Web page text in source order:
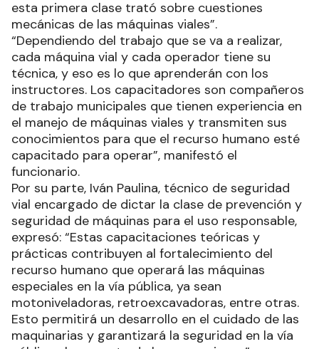
esta primera clase trató sobre cuestiones
mecánicas de las máquinas viales”.
“Dependiendo del trabajo que se va a realizar,
cada máquina vial y cada operador tiene su
técnica, y eso es lo que aprenderán con los
instructores. Los capacitadores son compañeros
de trabajo municipales que tienen experiencia en
el manejo de máquinas viales y transmiten sus
conocimientos para que el recurso humano esté
capacitado para operar”, manifestó el
funcionario.
Por su parte, Iván Paulina, técnico de seguridad
vial encargado de dictar la clase de prevención y
seguridad de máquinas para el uso responsable,
expresó: “Estas capacitaciones teóricas y
prácticas contribuyen al fortalecimiento del
recurso humano que operará las máquinas
especiales en la vía pública, ya sean
motoniveladoras, retroexcavadoras, entre otras.
Esto permitirá un desarrollo en el cuidado de las
maquinarias y garantizará la seguridad en la vía